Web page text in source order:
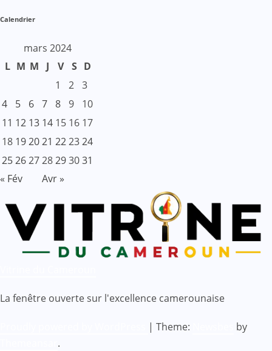
Calendrier
mars 2024
L M M J V S D
1
2 3
4
5 6 7 8 9
10
11 12 13 14 15 16 17
18 192021 222324
25262728293031
« Fév
Avr »
La fenêtre ouverte sur l'excellence camerounaise
| Theme:
by
.